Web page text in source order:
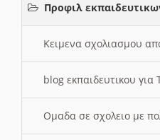
Προφιλ
Κειμενα σχολιασμου
blog εκπαιδευτικου
Ομαδα σε σχολειο με